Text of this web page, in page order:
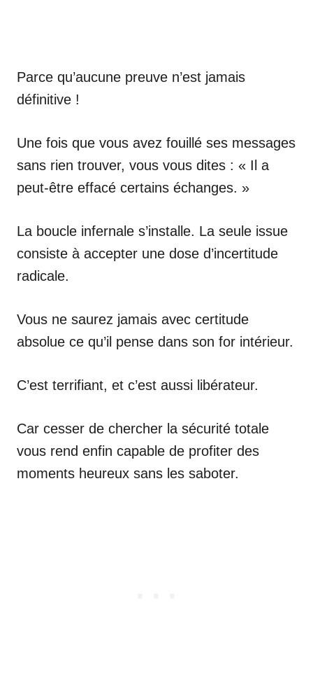
Parce qu’aucune preuve n’est jamais
définitive !
Une fois que vous avez fouillé ses messages
sans rien trouver, vous vous dites : « Il a
peut-être effacé certains échanges. »
La boucle infernale s’installe. La seule issue
consiste à accepter une dose d’incertitude
radicale.
Vous ne saurez jamais avec certitude
absolue ce qu’il pense dans son for intérieur.
C’est terrifiant, et c’est aussi libérateur.
Car cesser de chercher la sécurité totale
vous rend enfin capable de profiter des
moments heureux sans les saboter.